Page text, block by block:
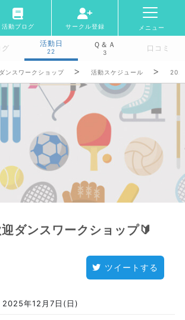
活動ブログ サークル登録 メニュー
グ
活動日
22
Ｑ＆Ａ
3 口コミ
ンスワークショップ 活動スケジュール
ダンスワークショップ🔰
ツイートする
2025年12月7日(日)